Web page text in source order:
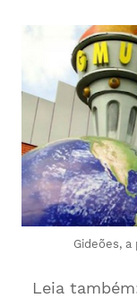
Gideões,
Leia